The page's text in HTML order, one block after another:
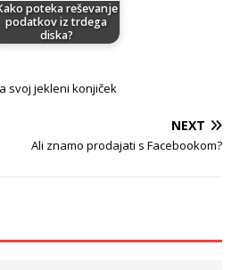
poteka reševanje
podatkov iz trdega
diska?
svoj jekleni konjiček
NEXT
Ali znamo prodajati s Facebookom?